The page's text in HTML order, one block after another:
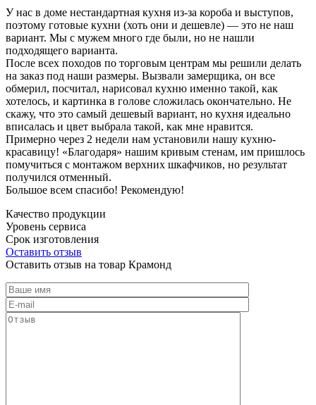
У нас в доме нестандартная кухня из-за короба и выступов,
поэтому готовые кухни (хоть они и дешевле) — это не наш
вариант. Мы с мужем много где были, но не нашли
подходящего варианта.
После всех походов по торговым центрам мы решили делать
на заказ под наши размеры. Вызвали замерщика, он все
обмерил, посчитал, нарисовал кухню именно такой, как
хотелось, и картинка в голове сложилась окончательно. Не
скажу, что это самый дешевый вариант, но кухня идеально
вписалась и цвет выбрала такой, как мне нравится.
Примерно через 2 недели нам установили нашу кухню-
красавицу! «Благодаря» нашим кривым стенам, им пришлось
помучиться с монтажом верхних шкафчиков, но результат
получился отменный.
Большое всем спасибо! Рекомендую!
Качество продукции
Уровень сервиса
Срок изготовления
Оставить отзыв
Оставить отзыв на товар Крамонд